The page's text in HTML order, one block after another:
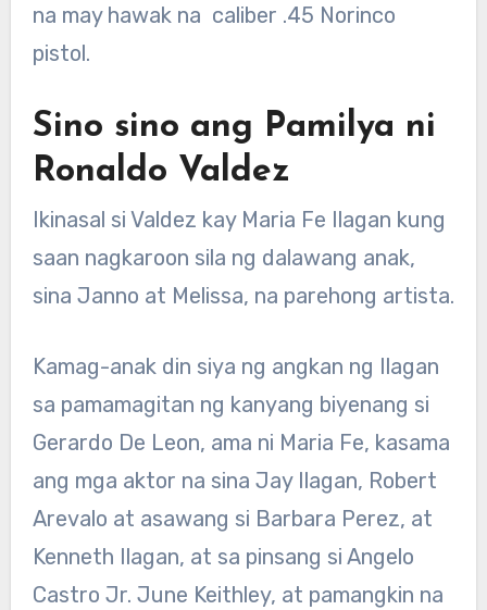
na may hawak na caliber .45 Norinco
pistol.
Sino sino ang Pamilya ni
Ronaldo Valdez
Ikinasal si Valdez kay Maria Fe Ilagan kung
saan nagkaroon sila ng dalawang anak,
sina Janno at Melissa, na parehong artista.
Kamag-anak din siya ng angkan ng Ilagan
sa pamamagitan ng kanyang biyenang si
Gerardo De Leon, ama ni Maria Fe, kasama
ang mga aktor na sina Jay Ilagan, Robert
Arevalo at asawang si Barbara Perez, at
Kenneth Ilagan, at sa pinsang si Angelo
Castro Jr. June Keithley, at pamangkin na